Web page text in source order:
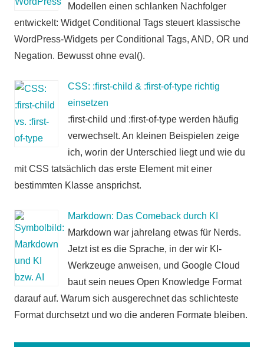
Modellen einen schlanken Nachfolger
entwickelt: Widget Conditional Tags steuert klassische
WordPress-Widgets per Conditional Tags, AND, OR und
Negation. Bewusst ohne eval().
CSS: :first-child & :first-of-type richtig
einsetzen
:first-child und :first-of-type werden häufig
verwechselt. An kleinen Beispielen zeige
ich, worin der Unterschied liegt und wie du
mit CSS tatsächlich das erste Element mit einer
bestimmten Klasse ansprichst.
Markdown: Das Comeback durch KI
Markdown war jahrelang etwas für Nerds.
Jetzt ist es die Sprache, in der wir KI-
Werkzeuge anweisen, und Google Cloud
baut sein neues Open Knowledge Format
darauf auf. Warum sich ausgerechnet das schlichteste
Format durchsetzt und wo die anderen Formate bleiben.